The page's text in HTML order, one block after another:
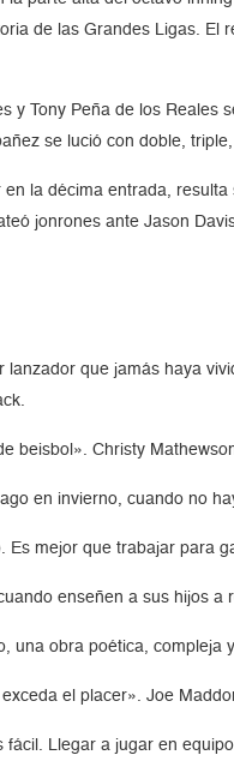
de las Grandes Ligas. El
y Tony Peña de los
se lució con doble,
en la décima entrada,
jonrones ante Jason
lanzador que jamás haya
beisbol». Christy
en invierno, cuando no
Es mejor que trabajar para
enseñen a sus hijos a
una obra poética,
el placer». Joe
Llegar a jugar en